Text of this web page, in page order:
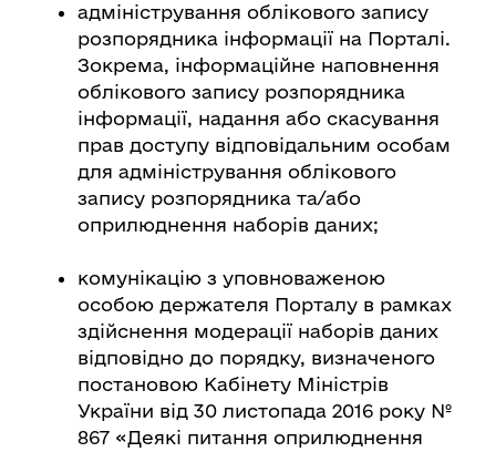
адміністрування облікового запису
розпорядника інформації на Порталі.
Зокрема, інформаційне наповнення
облікового запису розпорядника
інформації, надання або скасування
прав доступу відповідальним особам
для адміністрування облікового
запису розпорядника та/або
оприлюднення наборів даних;
комунікацію з уповноваженою
особою держателя Порталу в рамках
здійснення модерації наборів даних
відповідно до порядку, визначеного
постановою Кабінету Міністрів
України від 30 листопада 2016 року №
867 «Деякі питання оприлюднення